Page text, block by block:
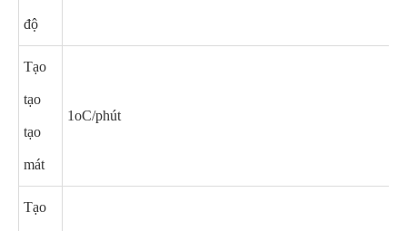
độ
Tạo
tạo
tạo
mát
1oC/phút
Tạo